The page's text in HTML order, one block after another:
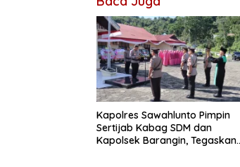
Kapolres Sawahlunto Pimpin
Sertijab Kabag SDM dan
Kapolsek Barangin, Tegaskan